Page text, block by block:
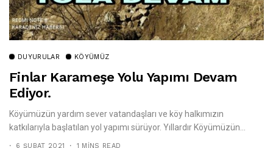
DUYURULAR KÖYÜMÜZ
Finlar Karameşe Yolu Yapımı Devam
Ediyor.
Köyümüzün yardım sever vatandaşları ve köy halkımızın
katkılarıyla başlatılan yol yapımı sürüyor. Yıllardır Köyümüzün...
6 ŞUBAT 2021 1 MINS READ